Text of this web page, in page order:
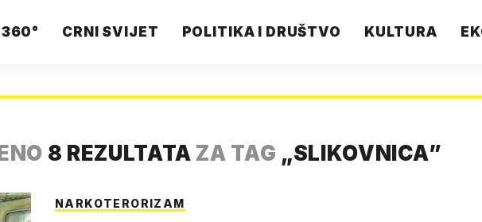
360° CRNI SVIJET POLITIKA I DRUŠTVO KULTURA
8 REZULTATA ZA TAG „SLIKOVNICA”
NARKOTERORIZAM